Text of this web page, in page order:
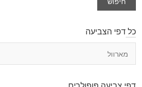
כל דפי הצביעה